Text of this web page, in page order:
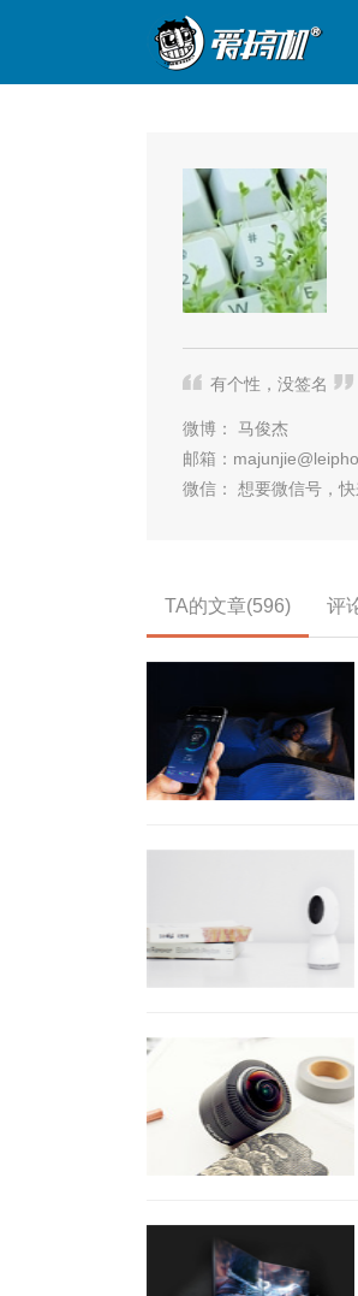
有个性，没签名
微博：
马俊杰
邮箱：
微信：
想要微信号，
TA的文章(596) 评